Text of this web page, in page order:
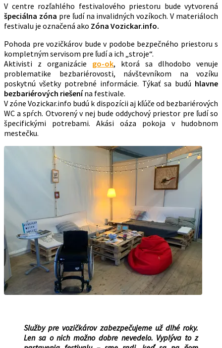
V centre rozľahlého festivalového priestoru bude vytvorená
špeciálna zóna pre ľudí na invalidných vozíkoch. V materiáloch
festivalu je označená ako Zóna Vozickar.info.
Pohoda pre vozičkárov bude v podobe bezpečného priestoru s
kompletným servisom pre ľudí a ich „stroje“.
Aktivisti z organizácie go-ok, ktorá sa dlhodobo venuje
problematike bezbariérovosti, návštevníkom na vozíku
poskytnú všetky potrebné informácie. Týkať sa budú hlavne
bezbariérových riešenína festivale.
V zóne Vozickar.info budú k dispozícii aj kľúče od bezbariérových
WC a spŕch. Otvorený v nej bude oddychový priestor pre ľudí so
špecifickými potrebami. Akási oáza pokoja v hudobnom
mestečku.
Služby pre vozičkárov zabezpečujeme už dlhé roky.
Len sa o nich možno dobre nevedelo. Vyplýva to z